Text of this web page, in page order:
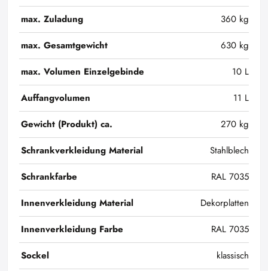
max. Zuladung
360 kg
max. Gesamtgewicht
630 kg
max. Volumen Einzelgebinde
10 L
Auffangvolumen
11 L
Gewicht (Produkt) ca.
270 kg
Schrankverkleidung Material
Stahlblech
Schrankfarbe
RAL 7035
Innenverkleidung Material
Dekorplatten
Innenverkleidung Farbe
RAL 7035
Sockel
klassisch